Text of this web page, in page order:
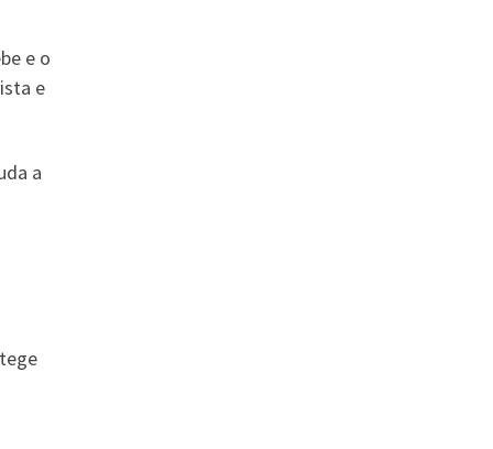
e o
e
a